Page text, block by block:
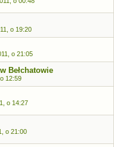
o 19:20
o 21:05
Bełchatowie
12:59
o 14:27
o 21:00